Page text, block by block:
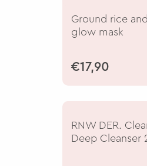
Ground rice
glow mask
€17,90
RNW DER.
Deep Cleanser